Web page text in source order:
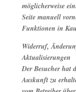
möglicherweise
Seite manuell
Funktionen in
Widerruf,
Aktualisierungen
Der Besucher hat
Auskunft zu